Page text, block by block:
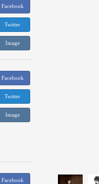
Facebook
Twitter
Image
Facebook
Twitter
Image
Facebook